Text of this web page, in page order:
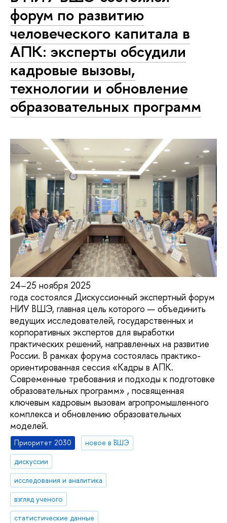
форум по развитию
человеческого капитала в
АПК: эксперты обсудили
кадровые вызовы,
технологии и обновление
образовательных программ
24–25 ноября 2025
года состоялся Дискуссионный экспертный форум
НИУ ВШЭ, главная цель которого — объединить
ведущих исследователей, государственных и
корпоративных экспертов для выработки
практических решений, направленных на развитие
России. В рамках форума состоялась практико-
ориентированная сессия «Кадры в АПК.
Современные требования и подходы к подготовке
образовательных программ» , посвященная
ключевым кадровым вызовам агропромышленного
комплекса и обновлению образовательных
моделей.
Приоритет 2030
новое в ВШЭ
дискуссии
исследования и аналитика
взгляд ученого
статистические данные